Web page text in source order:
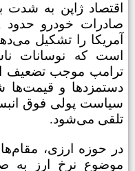
اقتصاد ژاپن به شدت
صادرات خودرو حدود
آمریکا را تشکیل
است که نوسانات
ترامپ موجب تضعیف
دستمزدها و قیمت‌ها
سیاست پولی فوق
تلقی می‌شود.
در حوزه ارزی،
موضوع نرخ ارز به